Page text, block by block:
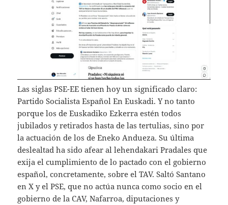
Las siglas PSE-EE tienen hoy un significado claro:
Partido Socialista Español En Euskadi. Y no tanto
porque los de Euskadiko Ezkerra estén todos
jubilados y retirados hasta de las tertulias, sino por
la actuación de los de Eneko Andueza. Su última
deslealtad ha sido afear al lehendakari Pradales que
exija el cumplimiento de lo pactado con el gobierno
español, concretamente, sobre el TAV. Saltó Santano
en X y el PSE, que no actúa nunca como socio en el
gobierno de la CAV, Nafarroa, diputaciones y